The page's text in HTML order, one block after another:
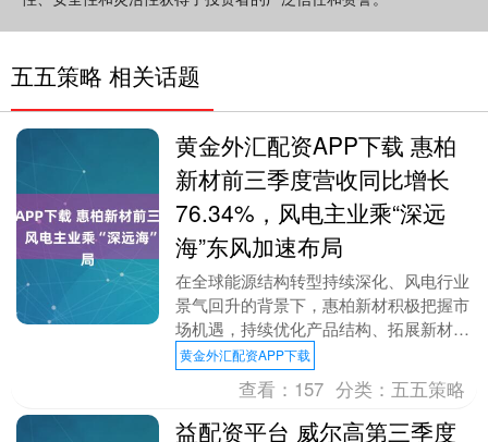
五五策略 相关话题
黄金外汇配资APP下载 惠柏
新材前三季度营收同比增长
76.34%，风电主业乘“深远
海”东风加速布局
在全球能源结构转型持续深化、风电行业
景气回升的背景下，惠柏新材积极把握市
场机遇，持续优化产品结构、拓展新材料
应用领域，推动业绩稳步提升。 10月29
日，惠柏新材....
黄金外汇配资APP下载
查看： 157 分类： 五五策略
益配资平台 威尔高第三季度